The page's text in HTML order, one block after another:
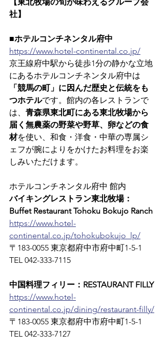
社】
■ホテルコンチネンタル府中
https://www.hotel-continental.co.jp/
京王線府中駅から徒歩1分の静かな立地
にあるホテルコンチネンタル府中は
「競馬の町」に因んだ歴史と伝統をも
つホテルです。館内の各レストランで
は、 青森県東北町にある東北牧場から
届く無農薬の野菜や野草、卵などの食
材を使い、和食・洋食・中華の専属シ
ェフが腕によりをかけたお料理をお楽
しみいただけます。
ホテルコンチネンタル府中 館内
バイキングレストラン東北牧場：
Buffet Restaurant Tohoku Bokujo Ranch
https://www.hotel-
continental.co.jp/tohokubokujo_lp/
〒183-0055 東京都府中市府中町1-5-1
TEL 042-333-7115
中国料理フィリー：RESTAURANT FILLY
https://www.hotel-
continental.co.jp/dining/restaurant-filly/
〒183-0055 東京都府中市府中町1-5-1
TEL 042-333-7127